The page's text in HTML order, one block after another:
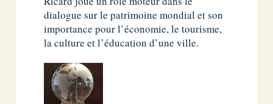
dialogue sur le patrimoine mondial et son
importance pour l’économie, le tourisme,
la culture et l’éducation d’une ville.